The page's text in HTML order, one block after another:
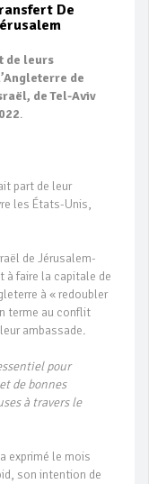
De
de leurs
de
de Tel-Aviv
.
part de leur
les États-Unis,
de Jérusalem-
à faire la capitale de
à « redoubler
terme au conflit
ambassade.
pour
de bonnes
à travers le
exprimé le mois
son intention de